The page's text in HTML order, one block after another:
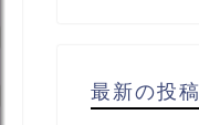
最新の投稿